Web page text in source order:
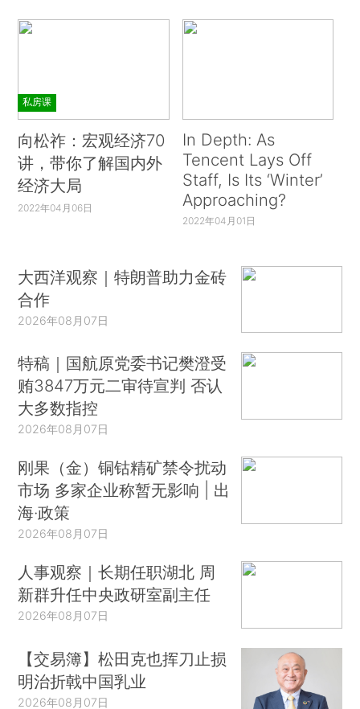
私房课
向松祚：宏观经济70
讲，带你了解国内外
经济大局
2022年04月06日
In Depth: As
Tencent Lays Off
Staff, Is Its ‘Winter’
Approaching?
2022年04月01日
大西洋观察｜特朗普助力金砖
合作
2026年08月07日
特稿｜国航原党委书记樊澄受
贿3847万元二审待宣判 否认
大多数指控
2026年08月07日
刚果（金）铜钴精矿禁令扰动
市场 多家企业称暂无影响 | 出
海·政策
2026年08月07日
人事观察｜长期任职湖北 周
新群升任中央政研室副主任
2026年08月07日
【交易簿】松田克也挥刀止损
明治折戟中国乳业
2026年08月07日